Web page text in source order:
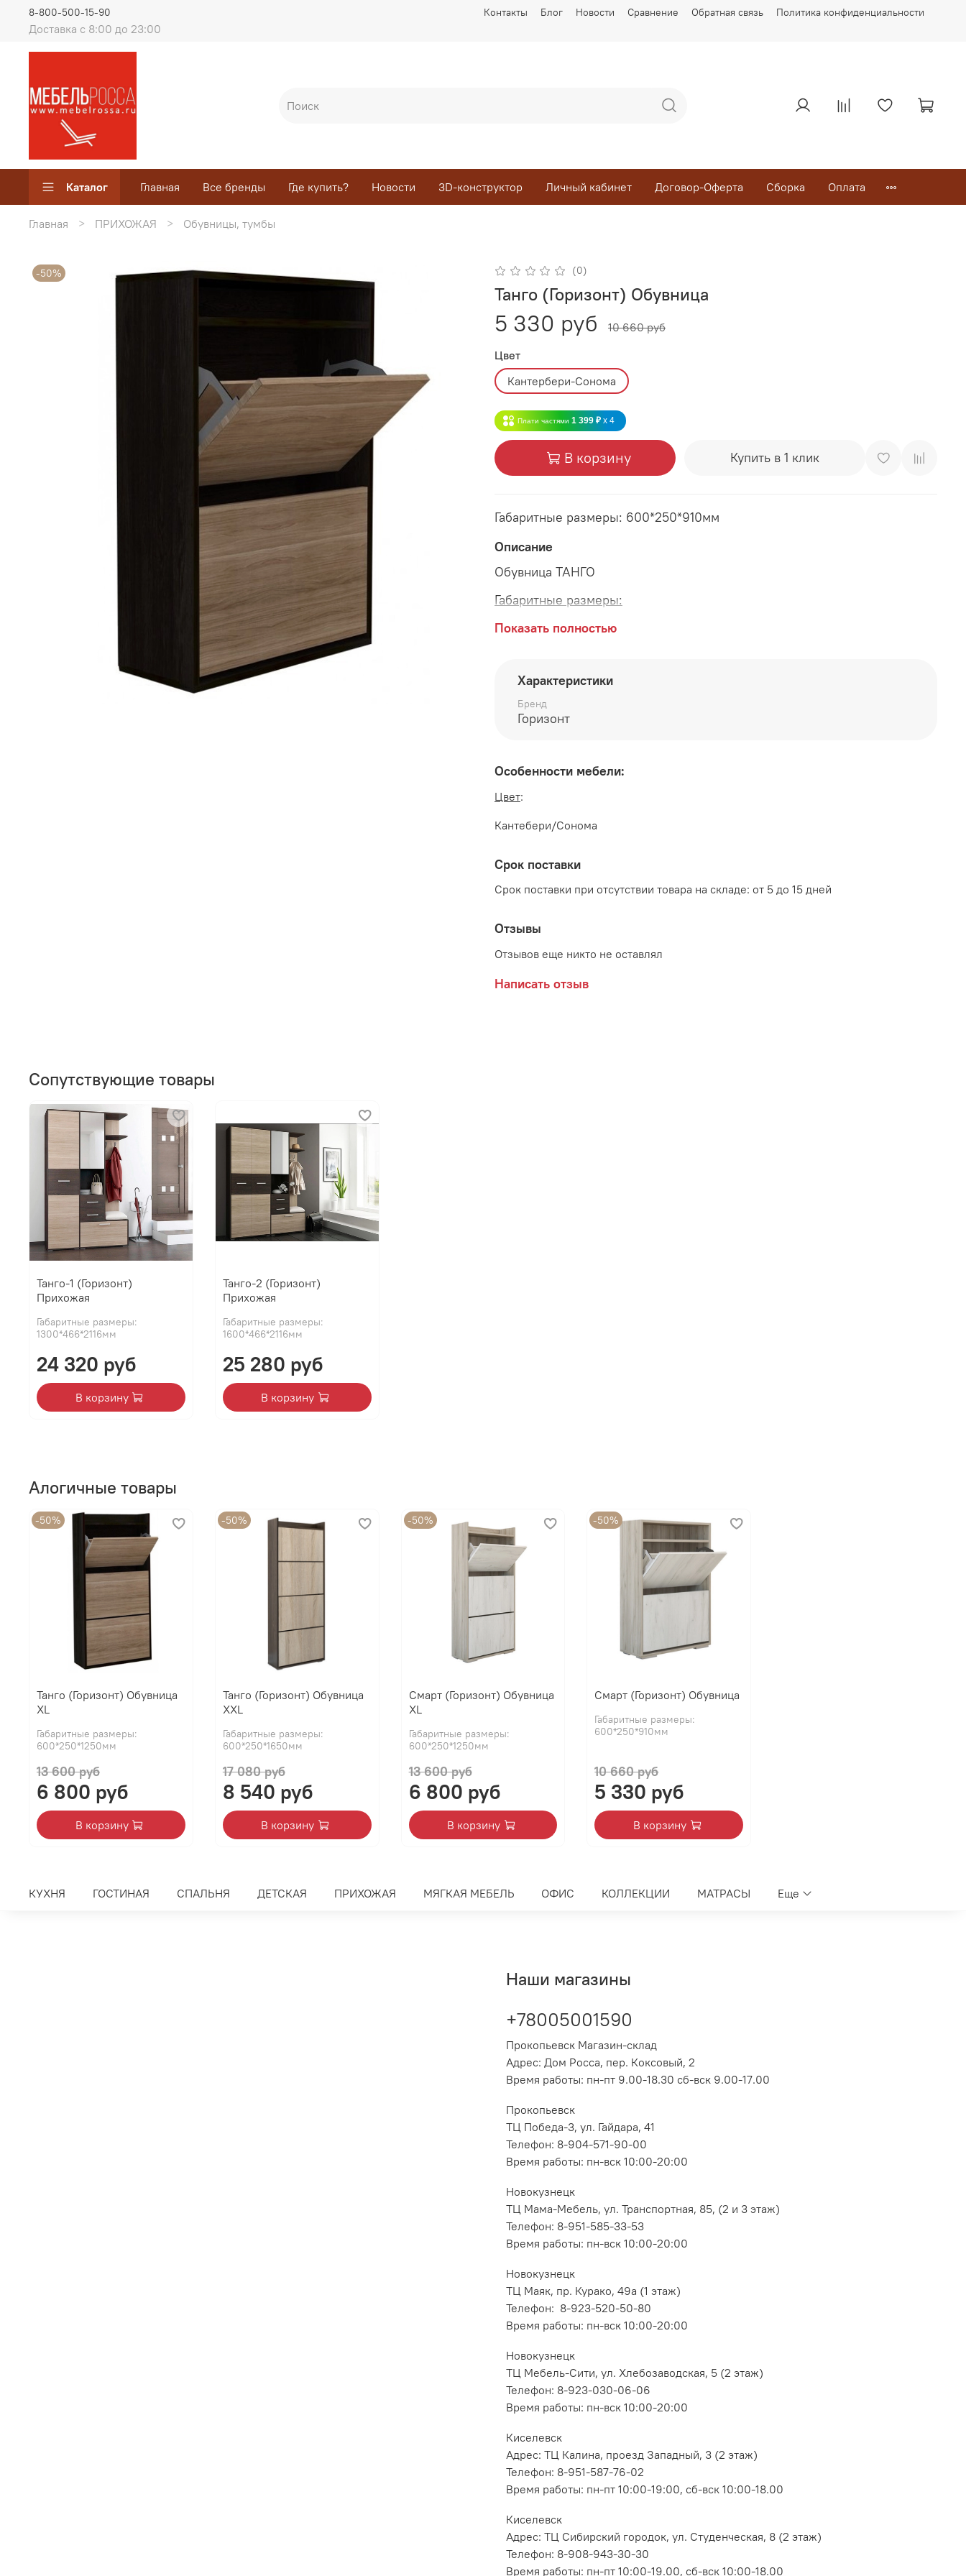
Контакты Блог Новости Сравнение Обратная связь Политика конфиденциальности
Доставка с 8:00 до 23:00
8-800-500-15-90
Каталог Главная Все бренды Где купить? Новости 3D-конструктор Личный кабинет Договор-Оферта Сборка Оплата
Главная ПРИХОЖАЯ Обувницы, тумбы
-50% (0)
Танго (Горизонт) Обувница
5 330 руб
10 660 руб
Цвет
Кантербери-Сонома
Плати частями 1 399 ₽ x 4
В корзину Купить в 1 клик
Габаритные размеры: 600*250*910мм
Описание
Обувница ТАНГО
Габаритные размеры:
длина 600 мм
высота 910 мм
Производитель:
Показать полностью
Характеристики
Бренд
Горизонт
Особенности мебели:
Цвет:
Кантебери/Сонома
Срок поставки
Срок поставки при отсутствии товара на складе: от 5 до 15 дней
Отзывы
Отзывов еще никто не оставлял
Написать отзыв
Сопутствующие товары
Танго-1 (Горизонт)
Прихожая
Габаритные размеры:
1300*466*2116мм
24 320 руб
В корзину
Танго-2 (Горизонт)
Прихожая
Габаритные размеры:
1600*466*2116мм
25 280 руб
В корзину
Алогичные товары
-50%
Танго (Горизонт) Обувница
XL
Габаритные размеры:
600*250*1250мм
13 600 руб
6 800 руб
В корзину
-50%
Танго (Горизонт) Обувница
XXL
Габаритные размеры:
600*250*1650мм
17 080 руб
8 540 руб
В корзину
-50%
Смарт (Горизонт) Обувница
XL
Габаритные размеры:
600*250*1250мм
13 600 руб
6 800 руб
В корзину
-50%
Смарт (Горизонт) Обувница
Габаритные размеры:
600*250*910мм
10 660 руб
5 330 руб
В корзину
КУХНЯ ГОСТИНАЯ СПАЛЬНЯ ДЕТСКАЯ ПРИХОЖАЯ МЯГКАЯ МЕБЕЛЬ ОФИС КОЛЛЕКЦИИ МАТРАСЫ Еще
Наши магазины
+78005001590
Прокопьевск Магазин-склад
Адрес: Дом Росса, пер. Коксовый, 2
Время работы: пн-пт 9.00-18.30 сб-вск 9.00-17.00
Прокопьевск
ТЦ Победа-3, ул. Гайдара, 41
Телефон: 8-904-571-90-00
Время работы: пн-вск 10:00-20:00
Новокузнецк
ТЦ Мама-Мебель, ул. Транспортная, 85, (2 и 3 этаж)
Телефон: 8-951-585-33-53
Время работы: пн-вск 10:00-20:00
Новокузнецк
ТЦ Маяк, пр. Курако, 49а (1 этаж)
Телефон: 8-923-520-50-80
Время работы: пн-вск 10:00-20:00
Новокузнецк
ТЦ Мебель-Сити, ул. Хлебозаводская, 5 (2 этаж)
Телефон: 8-923-030-06-06
Время работы: пн-вск 10:00-20:00
Киселевск
Адрес: ТЦ Калина, проезд Западный, 3 (2 этаж)
Телефон: 8-951-587-76-02
Время работы: пн-пт 10:00-19:00, сб-вск 10:00-18.00
Киселевск
Адрес: ТЦ Сибирский городок, ул. Студенческая, 8 (2 этаж)
Телефон: 8-908-943-30-30
Время работы: пн-пт 10:00-19.00, сб-вск 10:00-18.00